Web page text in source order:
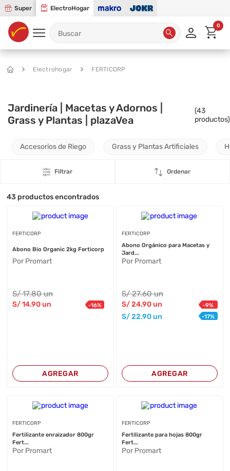
Super ElectroHogar
0
Electrohogar FERTICORP
Jardinería | Macetas y Adornos |
Grass y Plantas | plazaVea
(43
productos)
Accesorios de Riego Grass y Plantas Artificiales
Filtrar Ordenar
43 productos encontrados
FERTICORP
Abono Bio Organic 2kg Ferticorp
Por Promart
S/17.80 un
S/14.90 un -16%
AGREGAR
FERTICORP
Abono Orgánico para Macetas y
Jard...
Por Promart
S/27.60 un
S/24.90un -9%
S/22.90un -17%
AGREGAR
FERTICORP
Fertilizante enraizador 800gr
Fert...
Por Promart
FERTICORP
Fertilizante para hojas 800gr
Fert...
Por Promart